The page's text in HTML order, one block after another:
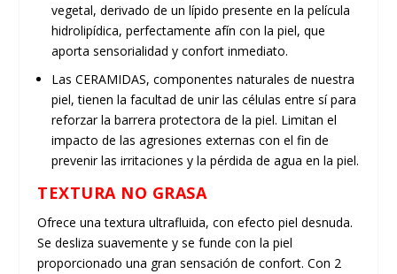
vegetal, derivado de un lípido presente en la película
hidrolipídica, perfectamente afín con la piel, que
aporta sensorialidad y confort inmediato.
Las CERAMIDAS, componentes naturales de nuestra
piel, tienen la facultad de unir las células entre sí para
reforzar la barrera protectora de la piel. Limitan el
impacto de las agresiones externas con el fin de
prevenir las irritaciones y la pérdida de agua en la piel.
TEXTURA NO GRASA
Ofrece una textura ultrafluida, con efecto piel desnuda.
Se desliza suavemente y se funde con la piel
proporcionado una gran sensación de confort. Con 2